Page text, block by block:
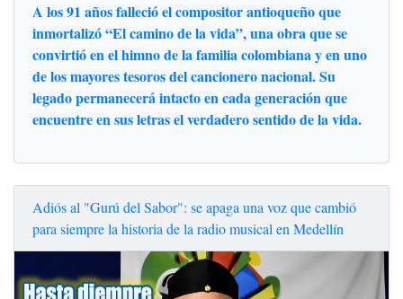
A los 91 años falleció el compositor antioqueño que
inmortalizó “El camino de la vida”, una obra que se
convirtió en el himno de la familia colombiana y en uno
de los mayores tesoros del cancionero nacional. Su
legado permanecerá intacto en cada generación que
encuentre en sus letras el verdadero sentido de la vida.
Adiós al "Gurú del Sabor": se apaga una voz que cambió
para siempre la historia de la radio musical en Medellín